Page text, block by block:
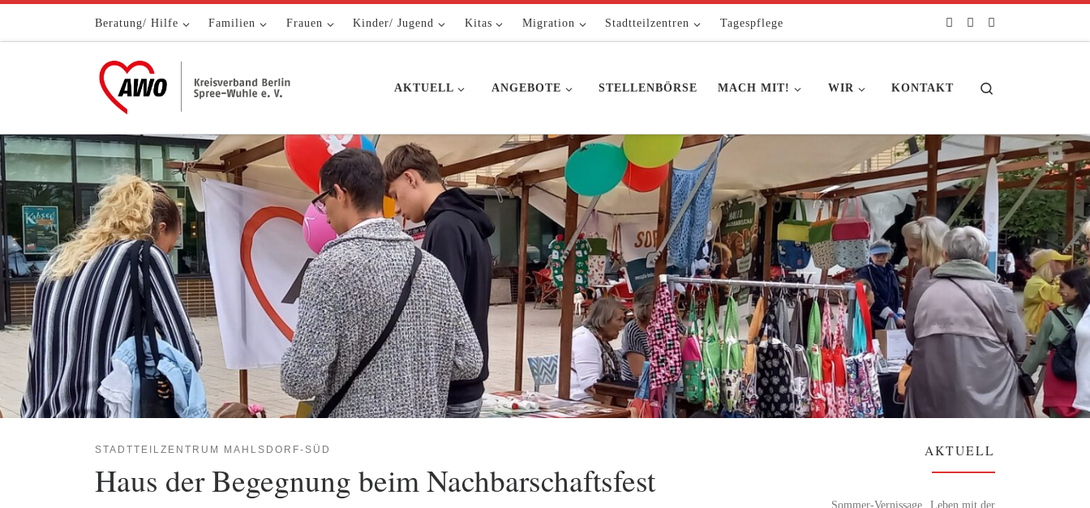
Zum Inhalt springenBeratung/ Hilfe Familien Frauen Kinder/ Jugend Kitas Migration Stadtteilzentren Tagespflege
AKTUELL ANGEBOTE STELLENBÖRSE MACH MIT! WIR KONTAKT
STADTTEILZENTRUM MAHLSDORF-SÜD
Haus der Begegnung beim Nachbarschaftsfest
AKTUELL
Sommer-Vernissage „Leben mit der